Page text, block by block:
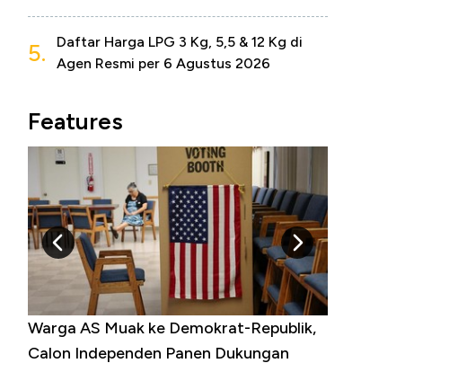
5.
Daftar Harga LPG 3 Kg, 5,5 & 12 Kg di
Agen Resmi per 6 Agustus 2026
Features
Warga AS Muak ke Demokrat-Republik,
Calon Independen Panen Dukungan